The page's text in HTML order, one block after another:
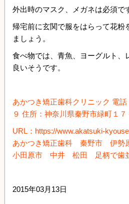
外出時のマスク、メガネは必須で
帰宅前に玄関で服をはらって花粉
ましょう。
食べ物では、青魚、ヨーグルト
良いそうです。
あかつき矯正歯科クリニック 電
９ 住所：神奈川県秦野市緑町１７
URL：https://www.akatsuki-
あかつき矯正歯科 秦野市 伊
小田原市 中井 松田 足柄で歯並
2015年03月13日